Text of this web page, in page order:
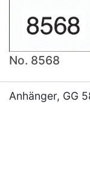
No. 8568
Anhänger, GG